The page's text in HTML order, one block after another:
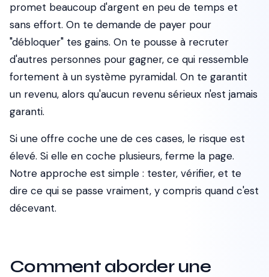
promet beaucoup d'argent en peu de temps et
sans effort. On te demande de payer pour
"débloquer" tes gains. On te pousse à recruter
d'autres personnes pour gagner, ce qui ressemble
fortement à un système pyramidal. On te garantit
un revenu, alors qu'aucun revenu sérieux n'est jamais
garanti.
Si une offre coche une de ces cases, le risque est
élevé. Si elle en coche plusieurs, ferme la page.
Notre approche est simple : tester, vérifier, et te
dire ce qui se passe vraiment, y compris quand c'est
décevant.
Comment aborder une